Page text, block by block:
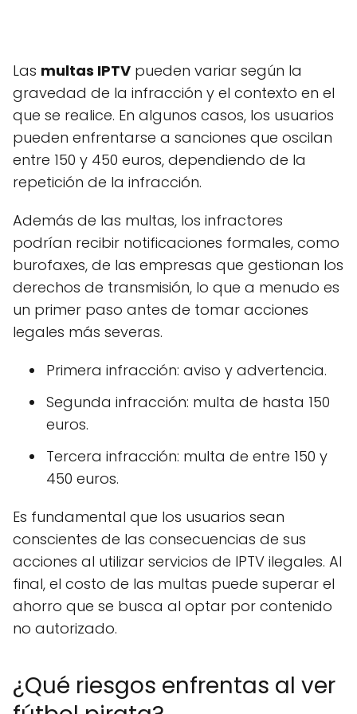
Las multas IPTV pueden variar según la
gravedad de la infracción y el contexto en el
que se realice. En algunos casos, los usuarios
pueden enfrentarse a sanciones que oscilan
entre 150 y 450 euros, dependiendo de la
repetición de la infracción.
Además de las multas, los infractores
podrían recibir notificaciones formales, como
burofaxes, de las empresas que gestionan los
derechos de transmisión, lo que a menudo es
un primer paso antes de tomar acciones
legales más severas.
Primera infracción: aviso y advertencia.
Segunda infracción: multa de hasta 150
euros.
Tercera infracción: multa de entre 150 y
450 euros.
Es fundamental que los usuarios sean
conscientes de las consecuencias de sus
acciones al utilizar servicios de IPTV ilegales. Al
final, el costo de las multas puede superar el
ahorro que se busca al optar por contenido
no autorizado.
¿Qué riesgos enfrentas al ver